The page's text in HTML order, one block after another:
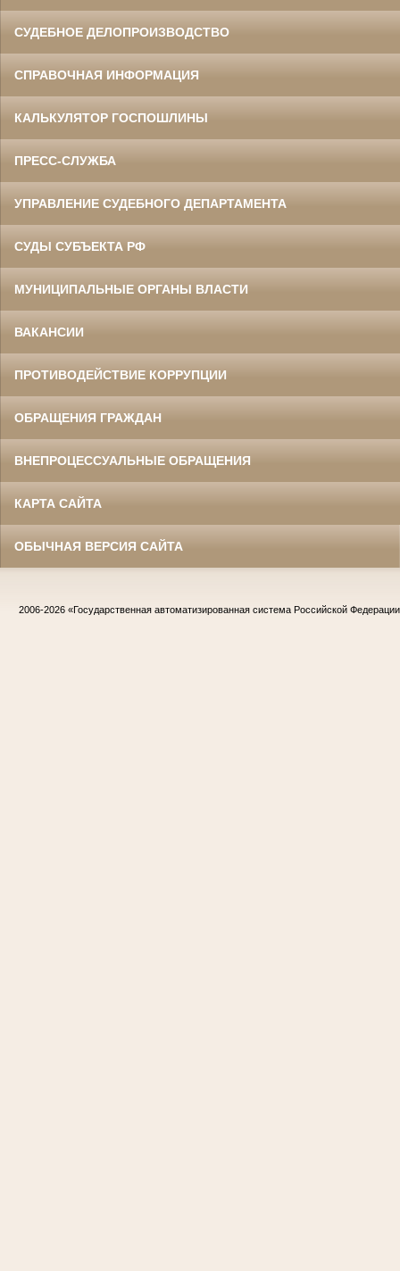
СУДЕБНОЕ ДЕЛОПРОИЗВОДСТВО
СПРАВОЧНАЯ ИНФОРМАЦИЯ
КАЛЬКУЛЯТОР ГОСПОШЛИНЫ
ПРЕСС-СЛУЖБА
УПРАВЛЕНИЕ СУДЕБНОГО ДЕПАРТАМЕНТА
СУДЫ СУБЪЕКТА РФ
МУНИЦИПАЛЬНЫЕ ОРГАНЫ ВЛАСТИ
ВАКАНСИИ
ПРОТИВОДЕЙСТВИЕ КОРРУПЦИИ
ОБРАЩЕНИЯ ГРАЖДАН
ВНЕПРОЦЕССУАЛЬНЫЕ ОБРАЩЕНИЯ
КАРТА САЙТА
ОБЫЧНАЯ ВЕРСИЯ САЙТА
2006-2026 «Государственная автоматизированная система Российской